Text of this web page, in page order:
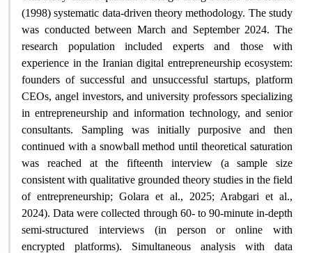
(1998) systematic data-driven theory methodology. The study
was conducted between March and September 2024. The
research population included experts and those with
experience in the Iranian digital entrepreneurship ecosystem:
founders of successful and unsuccessful startups, platform
CEOs, angel investors, and university professors specializing
in entrepreneurship and information technology, and senior
consultants. Sampling was initially purposive and then
continued with a snowball method until theoretical saturation
was reached at the fifteenth interview (a sample size
consistent with qualitative grounded theory studies in the field
of entrepreneurship; Golara et al., 2025; Arabgari et al.,
2024). Data were collected through 60- to 90-minute in-depth
semi-structured interviews (in person or online with
encrypted platforms). Simultaneous analysis with data